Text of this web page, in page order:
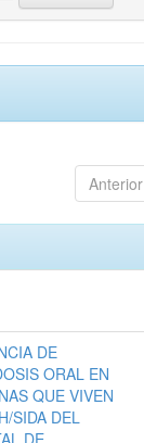
Anterior
DE
ORAL EN
QUE VIVEN
SIDA DEL
DE